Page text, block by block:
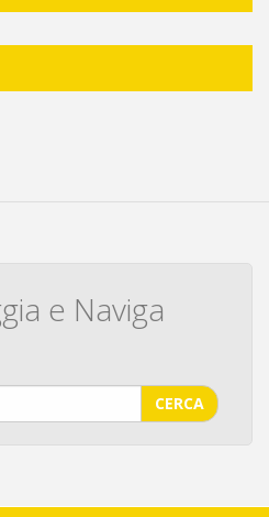
e Naviga
CERCA